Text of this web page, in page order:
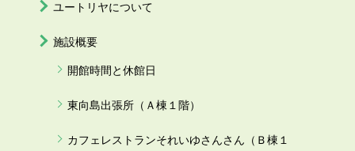
ユートリヤについて
施設概要
開館時間と休館日
東向島出張所（Ａ棟１階）
カフェレストランそれいゆさんさん（Ｂ棟１